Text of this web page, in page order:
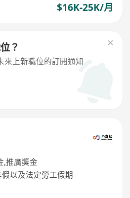
$16K-25K/月
？
來上新職位的訂閱通知
,推廣獎金
以及法定勞工假期